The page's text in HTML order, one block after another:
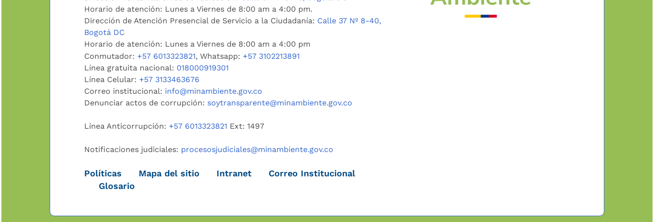
Horario de atención: Lunes a Viernes de 8:00 am a 4:00 pm.
Dirección de Atención Presencial de Servicio a la Ciudadanía: Calle 37 Nº 8-40,
Bogotá DC
Horario de atención: Lunes a Viernes de 8:00 am a 4:00 pm
Conmutador: +57 6013323821, Whatsapp: +57 3102213891
Línea gratuita nacional: 018000919301
Línea Celular: +57 3133463676
Correo institucional: info@minambiente.gov.co
Denunciar actos de corrupción: soytransparente@minambiente.gov.co
Línea Anticorrupción: +57 6013323821 Ext: 1497
Notificaciones judiciales: procesosjudiciales@minambiente.gov.co
Políticas Mapa del sitio Intranet
Correo Institucional
Glosario